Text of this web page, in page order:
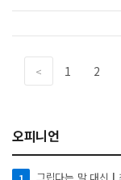
< 1 2
오피니언
1